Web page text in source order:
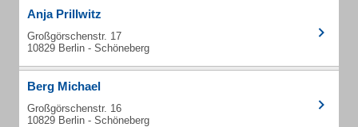
Anja Prillwitz
Großgörschenstr. 17
10829 Berlin - Schöneberg
Berg Michael
Großgörschenstr. 16
10829 Berlin - Schöneberg